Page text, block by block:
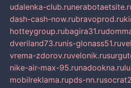
udalenka-club.ru
dash-cash-now.rubravoprod.ru
hotteygroup.rubagira31.ru
dveriland73.runis-glonass51.ru
vrema-zdorov.ruvelonik.ru
nike-air-max-95.runadookna.ru
mobilreklama.rupds-nn.ru